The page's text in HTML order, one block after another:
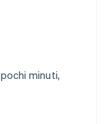
minuti,